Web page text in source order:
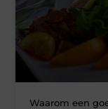
Waarom een